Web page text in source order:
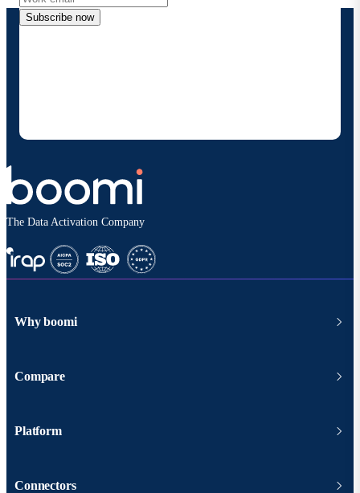
Subscribe now
The Data Activation Company
Why boomi
Compare
Platform
Connectors